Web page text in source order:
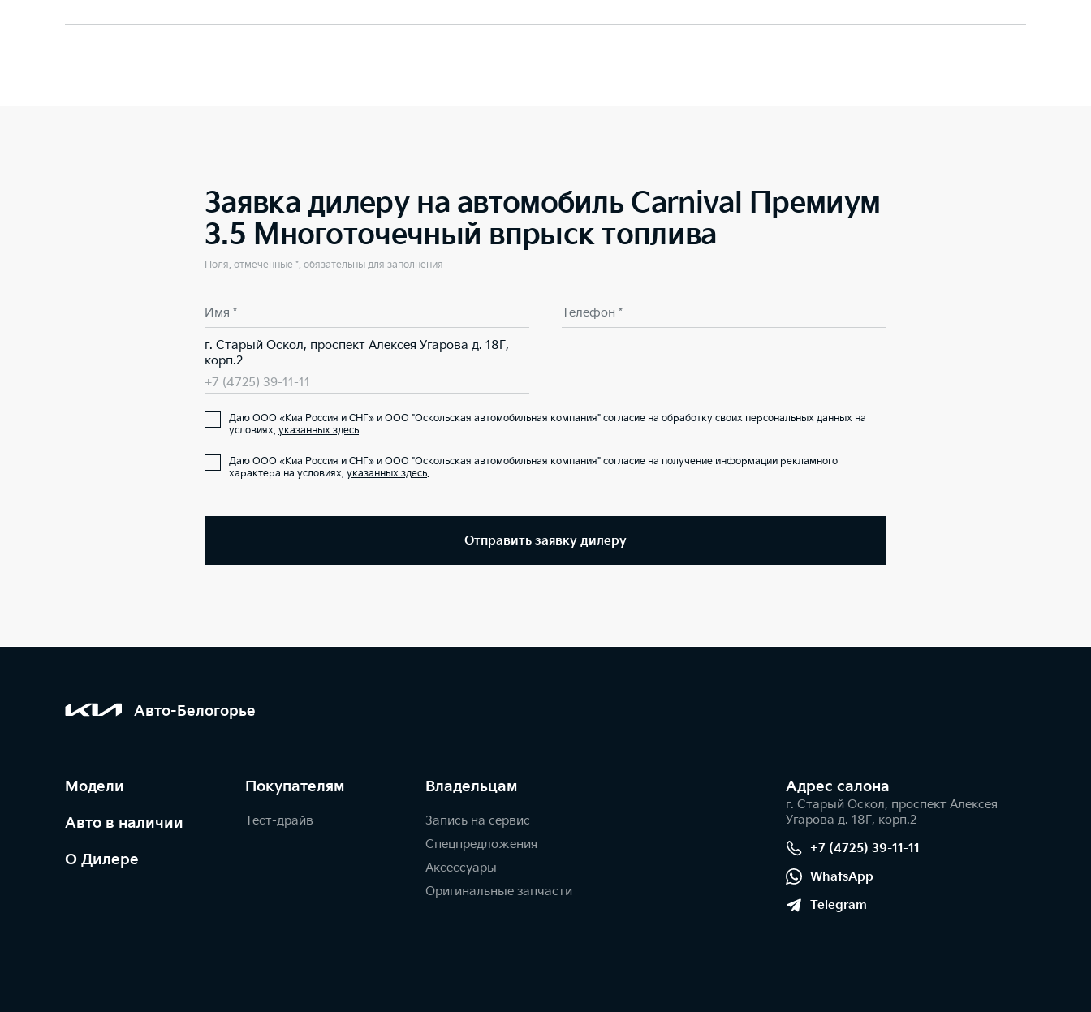
Заявка дилеру на автомобиль Carnival Премиум
3.5 Многоточечный впрыск топлива
Поля, отмеченные *, обязательны для заполнения
Имя * Телефон *
г. Старый Оскол, проспект Алексея Угарова д. 18Г,
корп.2
+7 (4725) 39-11-11
Даю ООО «Киа Россия и СНГ» и ООО "Оскольская автомобильная компания" согласие на обработку своих персональных данных на
условиях, указанных здесь
Даю ООО «Киа Россия и СНГ» и ООО "Оскольская автомобильная компания" согласие на получение информации рекламного
характера на условиях, указанных здесь.
Отправить заявку дилеру
Авто-Белогорье
Модели
Авто в наличии
О Дилере
Покупателям
Тест-драйв
Владельцам
Запись на сервис
Спецпредложения
Аксессуары
Оригинальные запчасти
Адрес салонa
г. Старый Оскол, проспект Алексея
Угарова д. 18Г, корп.2
+7 (4725) 39-11-11
WhatsApp
Telegram